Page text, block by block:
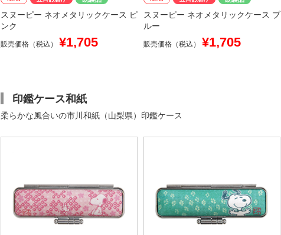
スヌーピー ネオメタリックケース ピ
ンク
販売価格（税込） ¥1,705
スヌーピー ネオメタリックケース ブ
ルー
販売価格（税込） ¥1,705
印鑑ケース和紙
柔らかな風合いの市川和紙（山梨県）印鑑ケース